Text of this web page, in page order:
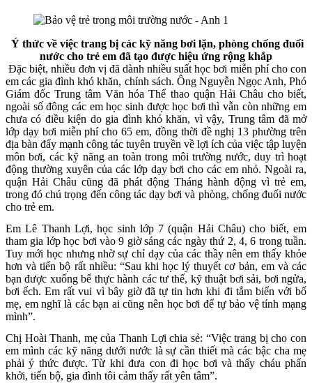
Ý thức về việc trang bị các kỹ năng bơi lặn, phòng chống đuối
nước cho trẻ em đã tạo được hiệu ứng rộng khắp
Đặc biệt, nhiều đơn vị đã dành nhiều suất học bơi miễn phí cho con
em các gia đình khó khăn, chính sách. Ông Nguyễn Ngọc Anh, Phó
Giám đốc Trung tâm Văn hóa Thể thao quận Hải Châu cho biết,
ngoài số đông các em học sinh được học bơi thì vẫn còn những em
chưa có điều kiện do gia đình khó khăn, vì vậy, Trung tâm đã mở
lớp dạy bơi miễn phí cho 65 em, đồng thời đề nghị 13 phường trên
địa bàn đẩy mạnh công tác tuyên truyền về lợi ích của việc tập luyện
môn bơi, các kỹ năng an toàn trong môi trường nước, duy trì hoạt
động thường xuyên của các lớp dạy bơi cho các em nhỏ. Ngoài ra,
quận Hải Châu cũng đã phát động Tháng hành động vì trẻ em,
trong đó chú trọng đến công tác dạy bơi và phòng, chống đuối nước
cho trẻ em.
Em Lê Thanh Lợi, học sinh lớp 7 (quận Hải Châu) cho biết, em
tham gia lớp học bơi vào 9 giờ sáng các ngày thứ 2, 4, 6 trong tuần.
Tuy mới học nhưng nhờ sự chỉ dạy của các thầy nên em thấy khỏe
hơn và tiến bộ rất nhiều: “Sau khi học lý thuyết cơ bản, em và các
bạn được xuống bể thực hành các tư thế, kỹ thuật bơi sải, bơi ngửa,
bơi ếch. Em rất vui vì bây giờ đã tự tin hơn khi đi tắm biển với bố
mẹ, em nghĩ là các bạn ai cũng nên học bơi để tự bảo vệ tính mạng
mình”.
Chị Hoài Thanh, mẹ của Thanh Lợi chia sẻ: “Việc trang bị cho con
em mình các kỹ năng dưới nước là sự cần thiết mà các bậc cha mẹ
phải ý thức được. Từ khi đưa con đi học bơi và thấy cháu phấn
khởi, tiến bộ, gia đình tôi cảm thấy rất yên tâm”.